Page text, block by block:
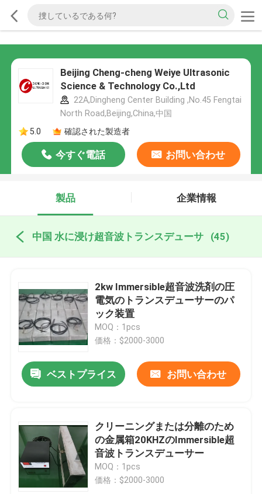
Beijing Cheng-cheng Weiye Ultrasonic
Science & Technology Co.,Ltd
22A,Dingheng Center Building ,No.45 Fengtai
North Road,Beijing,China,中国
5.0
確認された製造者
今すぐ電話 お問い合わせ
製品 企業情報
中国 水に浸け超音波トランスデューサ (45)
2kw Immersible超音波洗剤の圧
電気のトランスデューサーのパ
ック装置
MOQ：1pcs
価格：$2000-3000
ベストプライス お問い合わせ
クリーニングまたは分離のため
の金属箱20KHZのImmersible超
音波トランスデューサー
MOQ：1pcs
価格：$2000-3000